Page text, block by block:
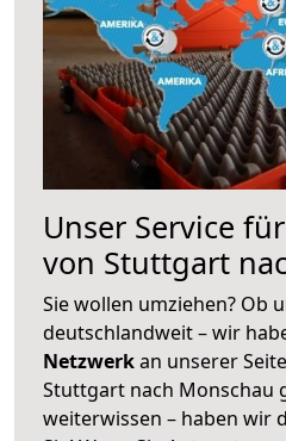
Unser Service
von Stuttgart
Sie wollen umziehen? Ob
deutschlandweit – wir
Netzwerkan unserer
Stuttgart nach Monschau
weiterwissen – haben wir